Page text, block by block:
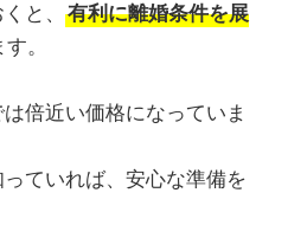
くと、有利に離婚条件を展
。
倍近い価格になっていま
ていれば、安心な準備を